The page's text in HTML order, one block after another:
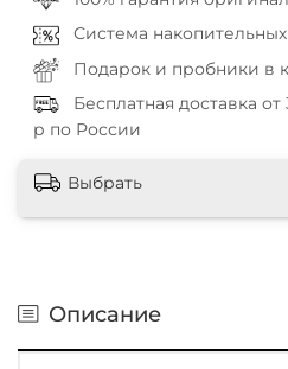
Система
Подарок и пробники в
Бесплатная доставка
р по России
Выбрать
Описание